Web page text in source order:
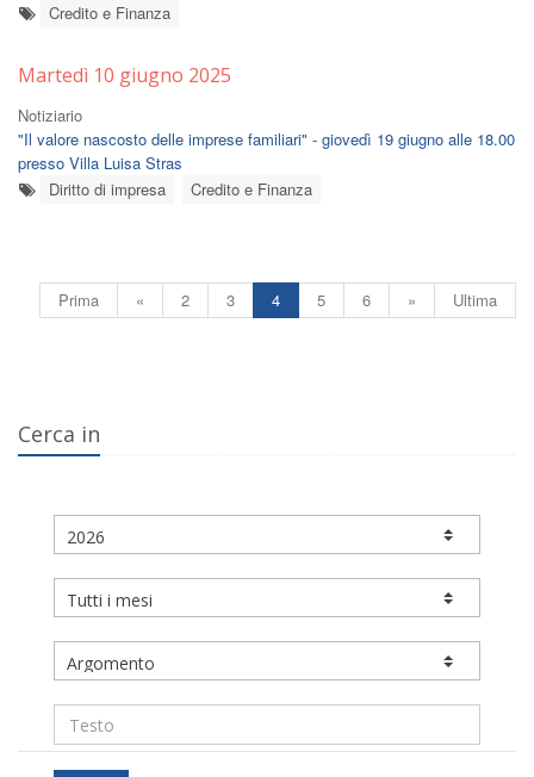
Credito e Finanza
Martedì 10 giugno 2025
Notiziario
"Il valore nascosto delle imprese familiari" - giovedì 19 giugno alle 18.00
presso Villa Luisa Stras
Diritto di impresa
Credito e Finanza
Prima « 2 3 4 5 6 » Ultima
Cerca in